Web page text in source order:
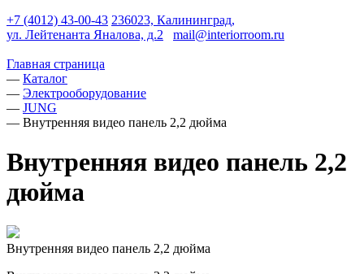
+7 (4012) 43-00-43 236023, Калининград,
ул. Лейтенанта Яналова, д.2
mail@interiorroom.ru
Главная страница
— Каталог
— Электрооборудование
— JUNG
— Внутренняя видео панель 2,2 дюйма
Внутренняя видео панель 2,2
дюйма
Внутренняя видео панель 2,2 дюйма